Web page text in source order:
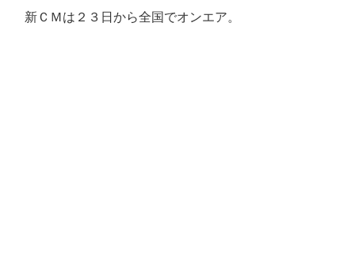
新ＣＭは２３日から全国でオンエア。